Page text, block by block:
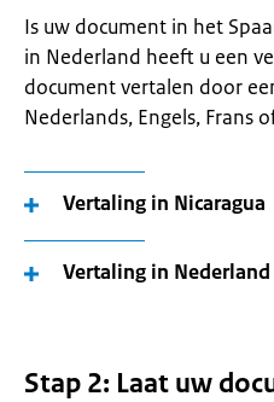
Is uw document in het
in Nederland heeft u een
document vertalen door
Nederlands, Engels, Frans
Vertaling in Nicaragua
Vertaling in Nederland
Stap 2: Laat uw